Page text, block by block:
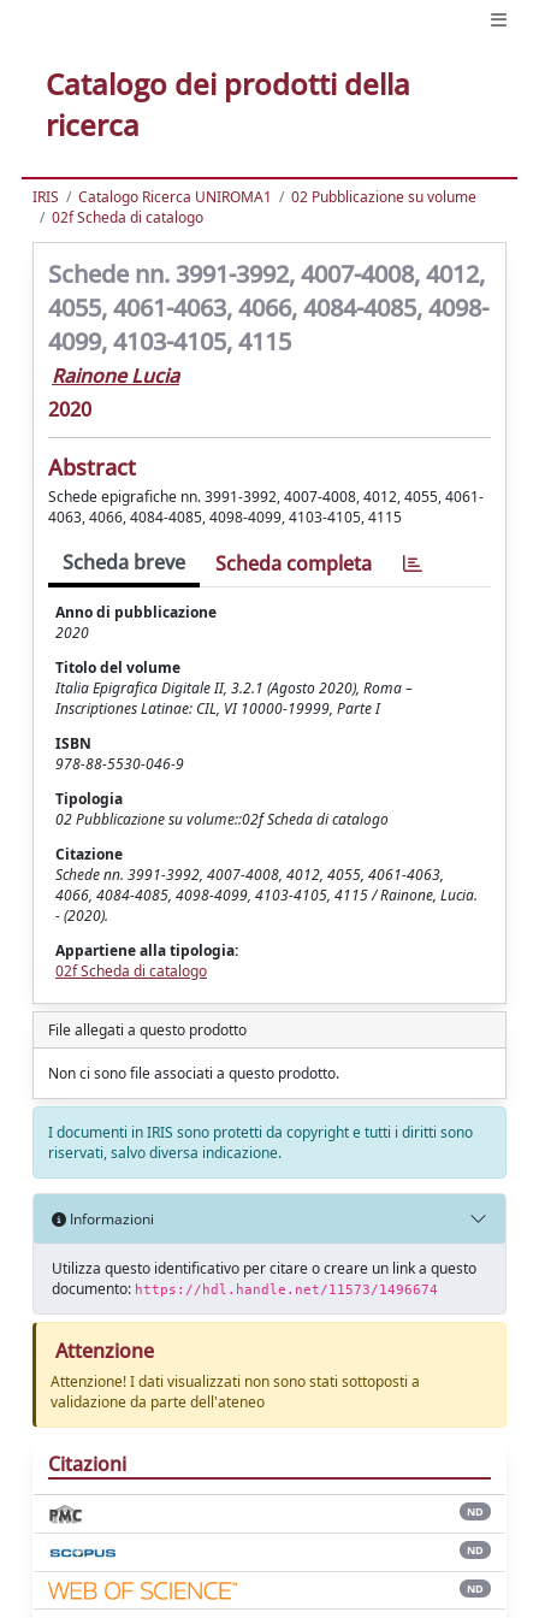
Catalogo dei prodotti della
ricerca
IRIS Catalogo Ricerca UNIROMA1
02 Pubblicazione su volume
02f Scheda di catalogo
Schede nn. 3991-3992, 4007-4008, 4012,
4055, 4061-4063, 4066, 4084-4085, 4098-
4099, 4103-4105, 4115
Rainone Lucia
2020
Abstract
Schede epigrafiche nn. 3991-3992, 4007-4008, 4012, 4055, 4061-
4063, 4066, 4084-4085, 4098-4099, 4103-4105, 4115
Scheda breve Scheda completa
Anno di pubblicazione
2020
Titolo del volume
Italia Epigrafica Digitale II, 3.2.1 (Agosto 2020), Roma –
Inscriptiones Latinae: CIL, VI 10000-19999, Parte I
ISBN
978-88-5530-046-9
Tipologia
02 Pubblicazione su volume::02f Scheda di catalogo
Citazione
Schede nn. 3991-3992, 4007-4008, 4012, 4055, 4061-4063,
4066, 4084-4085, 4098-4099, 4103-4105, 4115 / Rainone, Lucia.
- (2020).
Appartiene alla tipologia:
02f Scheda di catalogo
File allegati a questo prodotto
Non ci sono file associati a questo prodotto.
I documenti in IRIS sono protetti da copyright e tutti i diritti sono
riservati, salvo diversa indicazione.
Informazioni
Utilizza questo identificativo per citare o creare un link a questo
documento: https://hdl.handle.net/11573/1496674
Attenzione
Attenzione! I dati visualizzati non sono stati sottoposti a
validazione da parte dell'ateneo
Citazioni
ND
ND
ND